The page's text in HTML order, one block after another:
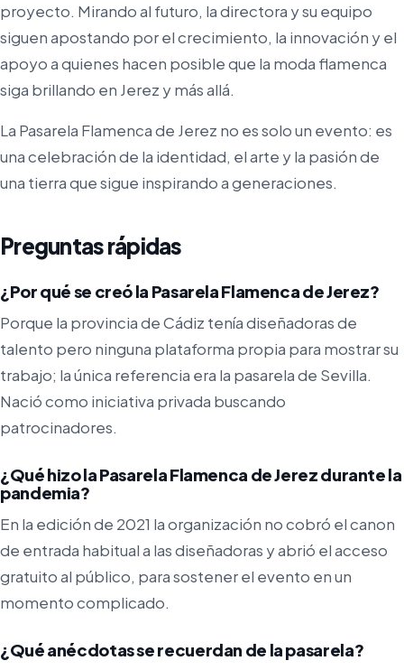
proyecto. Mirando al futuro, la directora y su equipo
siguen apostando por el crecimiento, la innovación y el
apoyo a quienes hacen posible que la moda flamenca
siga brillando en Jerez y más allá.
La Pasarela Flamenca de Jerez no es solo un evento: es
una celebración de la identidad, el arte y la pasión de
una tierra que sigue inspirando a generaciones.
Preguntas rápidas
¿Por qué se creó la Pasarela Flamenca de Jerez?
Porque la provincia de Cádiz tenía diseñadoras de
talento pero ninguna plataforma propia para mostrar su
trabajo; la única referencia era la pasarela de Sevilla.
Nació como iniciativa privada buscando
patrocinadores.
¿Qué hizo la Pasarela Flamenca de Jerez durante la
pandemia?
En la edición de 2021 la organización no cobró el canon
de entrada habitual a las diseñadoras y abrió el acceso
gratuito al público, para sostener el evento en un
momento complicado.
¿Qué anécdotas se recuerdan de la pasarela?